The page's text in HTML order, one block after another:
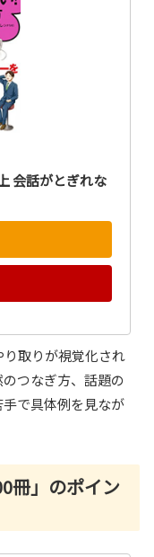
会話がとぎれな
取りが視覚化され
つなぎ方、話題の
で具体例を見なが
冊」のポイン